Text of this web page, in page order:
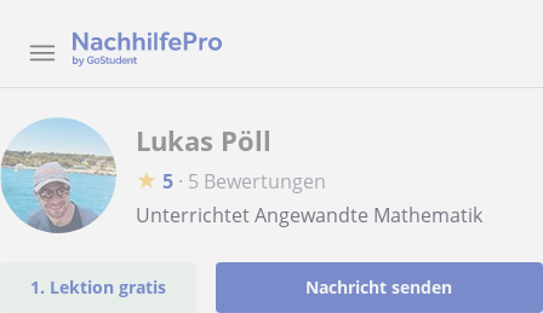
Lukas Pöll
★ 5 · 5 Bewertungen
Unterrichtet Angewandte Mathematik
1. Lektion gratis Nachricht senden